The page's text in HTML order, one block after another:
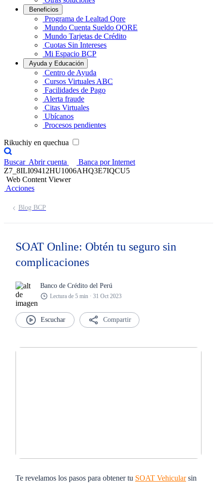
Beneficios
Programa de Lealtad Qore
Mundo Cuenta Sueldo QORE
Mundo Tarjetas de Crédito
Cuotas Sin Intereses
Mi Espacio BCP
Ayuda y Educación
Centro de Ayuda
Cursos Virtuales ABC
Facilidades de Pago
Alerta fraude
Citas Virtuales
Ubícanos
Procesos pendientes
Rikuchiy en quechua
Buscar Abrir cuenta
Banca por Internet
Z7_8ILI09412HU1006AHQ3E7IQCU5
Web Content Viewer
Acciones
Blog BCP
SOAT Online: Obtén tu seguro sin
complicaciones
Banco de Crédito del Perú
Lectura de 5 min · 31 Oct 2023
Compartir
Te revelamos los pasos para obtener tu SOAT Vehicularsin